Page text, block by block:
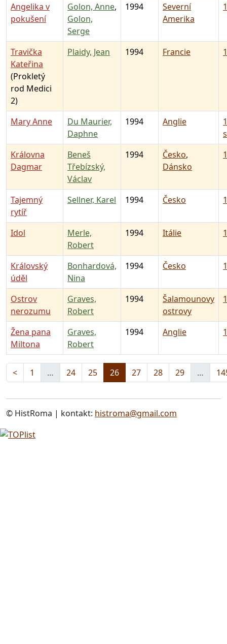
Angelika v
pokušení
Golon, Anne,
Golon,
Serge
1994
Severní
Amerika
Travička
Kateřina
(Prokletý
rod Medici
2)
Plaidy, Jean 1994 Francie
Mary Anne
Du Maurier,
Daphne
1994 Anglie
Královna
Dagmar
Beneš
Třebízský,
Václav
1994 Česko,
Dánsko
Tajemný
rytíř
Sellner, Karel 1994 Česko
Idol
Merle,
Robert
1994 Itálie
Královský
úděl
Bonhardová,
Nina
1994 Česko
Ostrov
nerozumu
Graves,
Robert
1994
Šalamounovy
ostrovy
Žena pana
Miltona
Graves,
Robert
1994 Anglie
< 1 … 24 25 26 27 28 29 …
© HistRoma | kontakt: histroma@gmail.com